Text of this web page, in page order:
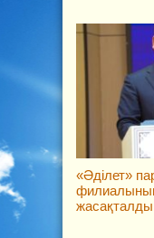
«Әділет»
жасақталды